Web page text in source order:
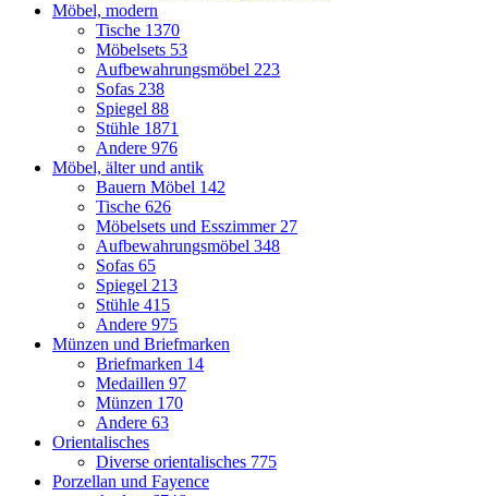
Möbel, modern
Tische 1370
Möbelsets 53
Aufbewahrungsmöbel 223
Sofas 238
Spiegel 88
Stühle 1871
Andere 976
Möbel, älter und antik
Bauern Möbel 142
Tische 626
Möbelsets und Esszimmer 27
Aufbewahrungsmöbel 348
Sofas 65
Spiegel 213
Stühle 415
Andere 975
Münzen und Briefmarken
Briefmarken 14
Medaillen 97
Münzen 170
Andere 63
Orientalisches
Diverse orientalisches 775
Porzellan und Fayence